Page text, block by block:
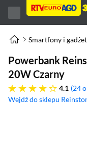
Smartfony i
Powerbank
20W Czarny
4.1
4.1 gwiazdek 24
Wejdź do sklepu
(otworzy się w nowym